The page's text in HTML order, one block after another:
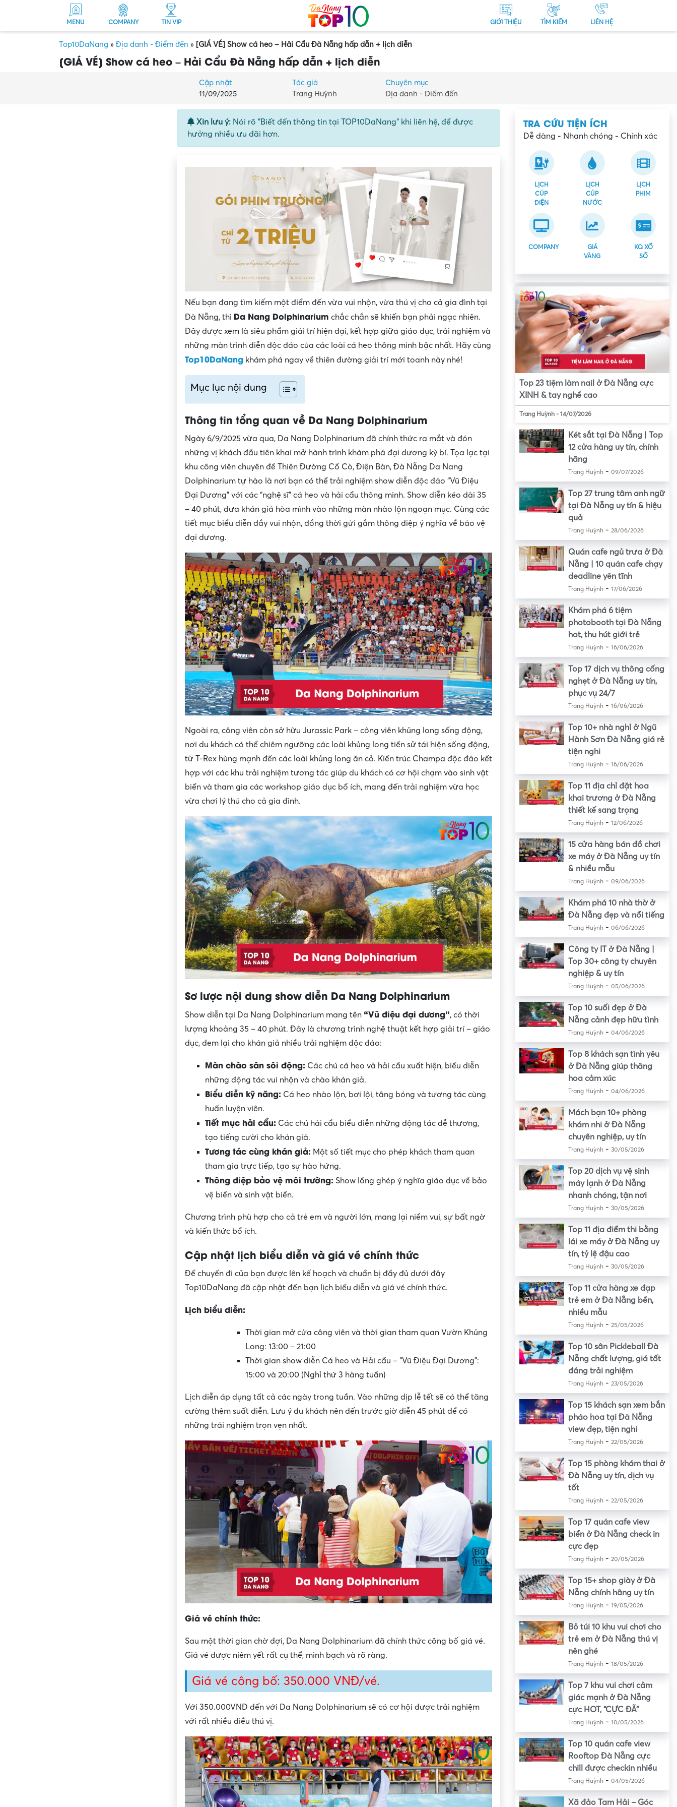
MENU COMPANY TIN VIP GIỚI THIỆU TÌM KIẾM LIÊN HỆ
Top10DaNang » Địa danh - Điểm đến » [GIÁ VÉ] Show cá heo – Hải Cẩu Đà Nẵng hấp dẫn + lịch diễn
[GIÁ VÉ] Show cá heo – Hải Cẩu Đà Nẵng hấp dẫn + lịch diễn
Cập nhật
11/09/2025
Tác giả
Trang Huỳnh
Chuyên mục
Địa danh - Điểm đến
Xin lưu ý: Nói rõ "Biết đến thông tin tại TOP10DaNang" khi liên hệ, để được
hưởng nhiều ưu đãi hơn.
Nếu bạn đang tìm kiếm một điểm đến vừa vui nhộn, vừa thú vị cho cả gia đình tại
Đà Nẵng, thì Da Nang Dolphinarium chắc chắn sẽ khiến bạn phải ngạc nhiên.
Đây được xem là siêu phẩm giải trí hiện đại, kết hợp giữa giáo dục, trải nghiệm và
những màn trình diễn độc đáo của các loài cá heo thông minh bậc nhất. Hãy cùng
Top10DaNang khám phá ngay về thiên đường giải trí mới toanh này nhé!
Mục lục nội dung
Thông tin tổng quan về Da Nang Dolphinarium
Ngày 6/9/2025 vừa qua, Da Nang Dolphinarium đã chính thức ra mắt và đón
những vị khách đầu tiên khai mở hành trình khám phá đại dương kỳ bí. Tọa lạc tại
khu công viên chuyên đề Thiên Đường Cổ Cò, Điện Bàn, Đà Nẵng Da Nang
Dolphinarium tự hào là nơi bạn có thể trải nghiệm show diễn độc đáo “Vũ Điệu
Đại Dương” với các “nghệ sĩ” cá heo và hải cẩu thông minh. Show diễn kéo dài 35
– 40 phút, đưa khán giả hòa mình vào những màn nhào lộn ngoạn mục. Cùng các
tiết mục biểu diễn đầy vui nhộn, đồng thời gửi gắm thông điệp ý nghĩa về bảo vệ
đại dương.
Ngoài ra, công viên còn sở hữu Jurassic Park – công viên khủng long sống động,
nơi du khách có thể chiêm ngưỡng các loài khủng long tiền sử tái hiện sống động,
từ T-Rex hùng mạnh đến các loài khủng long ăn cỏ. Kiến trúc Champa độc đáo kết
hợp với các khu trải nghiệm tương tác giúp du khách có cơ hội chạm vào sinh vật
biển và tham gia các workshop giáo dục bổ ích, mang đến trải nghiệm vừa học
vừa chơi lý thú cho cả gia đình.
Sơ lược nội dung show diễn Da Nang Dolphinarium
Show diễn tại Da Nang Dolphinarium mang tên “Vũ điệu đại dương”, có thời
lượng khoảng 35 – 40 phút. Đây là chương trình nghệ thuật kết hợp giải trí – giáo
dục, đem lại cho khán giả nhiều trải nghiệm độc đáo:
Màn chào sân sôi động: Các chú cá heo và hải cẩu xuất hiện, biểu diễn
những động tác vui nhộn và chào khán giả.
Biểu diễn kỹ năng: Cá heo nhào lộn, bơi lội, tâng bóng và tương tác cùng
huấn luyện viên.
Tiết mục hải cẩu: Các chú hải cẩu biểu diễn những động tác dễ thương,
tạo tiếng cười cho khán giả.
Tương tác cùng khán giả: Một số tiết mục cho phép khách tham quan
tham gia trực tiếp, tạo sự hào hứng.
Thông điệp bảo vệ môi trường: Show lồng ghép ý nghĩa giáo dục về bảo
vệ biển và sinh vật biển.
Chương trình phù hợp cho cả trẻ em và người lớn, mang lại niềm vui, sự bất ngờ
và kiến thức bổ ích.
Cập nhật lịch biểu diễn và giá vé chính thức
Để chuyến đi của bạn được lên kế hoạch và chuẩn bị đầy đủ dưới đây
Top10DaNang đã cập nhật đến bạn lịch biểu diễn và giá vé chính thức.
Lịch biểu diễn:
Thời gian mở cửa công viên và thời gian tham quan Vườn Khủng
Long: 13:00 – 21:00
Thời gian show diễn Cá heo và Hải cẩu – “Vũ Điệu Đại Dương”:
15:00 và 20:00 (Nghỉ thứ 3 hàng tuần)
Lịch diễn áp dụng tất cả các ngày trong tuần. Vào những dịp lễ tết sẽ có thể tăng
cường thêm suất diễn. Lưu ý du khách nên đến trước giờ diễn 45 phút để có
những trải nghiệm trọn vẹn nhất.
Giá vé chính thức:
Sau một thời gian chờ đợi, Da Nang Dolphinarium đã chính thức công bố giá vé.
Giá vé được niêm yết rất cụ thể, minh bạch và rõ ràng.
Giá vé công bố: 350.000 VNĐ/vé.
Với 350.000VNĐ đến với Da Nang Dolphinarium sẽ có cơ hội được trải nghiệm
với rất nhiều điều thú vị.
TRA CỨU TIỆN ÍCH
Dễ dàng - Nhanh chóng - Chính xác
LỊCH
CÚP
ĐIỆN
LỊCH
CÚP
NƯỚC
LỊCH
PHIM
COMPANY
GIÁ
VÀNG
KQ XỔ
SỐ
Top 23 tiệm làm nail ở Đà Nẵng cực
XINH & tay nghề cao
Trang Huỳnh - 14/07/2026
Két sắt tại Đà Nẵng | Top
12 cửa hàng uy tín, chính
hãng
Trang Huỳnh- 09/07/2026
Top 27 trung tâm anh ngữ
tại Đà Nẵng uy tín & hiệu
quả
Trang Huỳnh- 28/06/2026
Quán cafe ngủ trưa ở Đà
Nẵng | 10 quán cafe chạy
deadline yên tĩnh
Trang Huỳnh- 17/06/2026
Khám phá 6 tiệm
photobooth tại Đà Nẵng
hot, thu hút giới trẻ
Trang Huỳnh- 16/06/2026
Top 17 dịch vụ thông cống
nghẹt ở Đà Nẵng uy tín,
phục vụ 24/7
Trang Huỳnh- 16/06/2026
Top 10+ nhà nghỉ ở Ngũ
Hành Sơn Đà Nẵng giá rẻ
tiện nghi
Trang Huỳnh- 16/06/2026
Top 11 địa chỉ đặt hoa
khai trương ở Đà Nẵng
thiết kế sang trọng
Trang Huỳnh- 12/06/2026
15 cửa hàng bán đồ chơi
xe máy ở Đà Nẵng uy tín
& nhiều mẫu
Trang Huỳnh- 09/06/2026
Khám phá 10 nhà thờ ở
Đà Nẵng đẹp và nổi tiếng
Trang Huỳnh- 06/06/2026
Công ty IT ở Đà Nẵng |
Top 30+ công ty chuyên
nghiệp & uy tín
Trang Huỳnh- 05/06/2026
Top 10 suối đẹp ở Đà
Nẵng cảnh đẹp hữu tình
Trang Huỳnh- 04/06/2026
Top 8 khách sạn tình yêu
ở Đà Nẵng giúp thăng
hoa cảm xúc
Trang Huỳnh- 04/06/2026
Mách bạn 10+ phòng
khám nhi ở Đà Nẵng
chuyên nghiệp, uy tín
Trang Huỳnh- 30/05/2026
Top 20 dịch vụ vệ sinh
máy lạnh ở Đà Nẵng
nhanh chóng, tận nơi
Trang Huỳnh- 30/05/2026
Top 11 địa điểm thi bằng
lái xe máy ở Đà Nẵng uy
tín, tỷ lệ đậu cao
Trang Huỳnh- 30/05/2026
Top 11 cửa hàng xe đạp
trẻ em ở Đà Nẵng bền,
nhiều mẫu
Trang Huỳnh- 25/05/2026
Top 10 sân Pickleball Đà
Nẵng chất lượng, giá tốt
đáng trải nghiệm
Trang Huỳnh- 23/05/2026
Top 15 khách sạn xem bắn
pháo hoa tại Đà Nẵng
view đẹp, tiện nghi
Trang Huỳnh- 22/05/2026
Top 15 phòng khám thai ở
Đà Nẵng uy tín, dịch vụ
tốt
Trang Huỳnh- 22/05/2026
Top 17 quán cafe view
biển ở Đà Nẵng check in
cực đẹp
Trang Huỳnh- 20/05/2026
Top 15+ shop giày ở Đà
Nẵng chính hãng uy tín
Trang Huỳnh- 19/05/2026
Bỏ túi 10 khu vui chơi cho
trẻ em ở Đà Nẵng thú vị
nên ghé
Trang Huỳnh- 18/05/2026
Top 7 khu vui chơi cảm
giác mạnh ở Đà Nẵng
cực HOT, “CỰC ĐÃ”
Trang Huỳnh- 10/05/2026
Top 10 quán cafe view
Rooftop Đà Nẵng cực
chill được checkin nhiều
Trang Huỳnh- 04/05/2026
Xã đảo Tam Hải – Góc